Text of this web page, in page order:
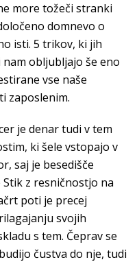
more tožeči stranki
domnevo o
isti. 5 trikov, ki jih
obljubljajo še eno
vse naše
zaposlenim.
je denar tudi v tem
ki šele vstopajo v
saj je besedišče
z resničnostjo na
poti je precej
svojih
s tem. Čeprav se
čustva do nje, tudi